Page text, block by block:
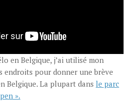
en Belgique, j’ai utilisé mon
endroits pour donner une brève
Belgique. La plupart dans le parc
».